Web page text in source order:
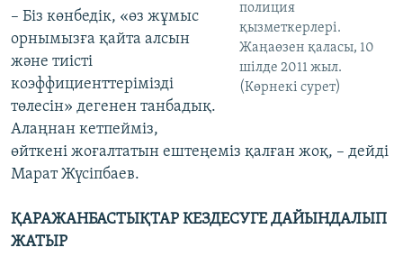
полиция
қызметкерлері.
Жаңаөзен қаласы, 10
шілде 2011 жыл.
(Көрнекі сурет)
– Біз көнбедік, «өз жұмыс
орнымызға қайта алсын
және тиісті
коэффициенттерімізді
төлесін» дегенен танбадық.
Алаңнан кетпейміз,
өйткені жоғалтатын ештеңеміз қалған жоқ, – дейді
Марат Жүсіпбаев.
ҚАРАЖАНБАСТЫҚТАР КЕЗДЕСУГЕ ДАЙЫНДАЛЫП
ЖАТЫР